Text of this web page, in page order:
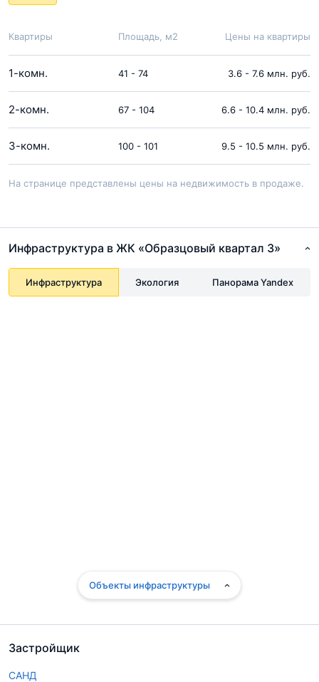
Квартиры Площадь, м2 Цены на квартиры
1-комн. 41 - 74 3.6 - 7.6 млн. руб.
2-комн. 67 - 104 6.6 - 10.4 млн. руб.
3-комн. 100 - 101 9.5 - 10.5 млн. руб.
На странице представлены цены на недвижимость в продаже.
Застройщик
САНД
Инфраструктура в ЖК «Образцовый квартал 3»
Инфраструктура Экология Панорама Yandex
Объекты инфраструктуры